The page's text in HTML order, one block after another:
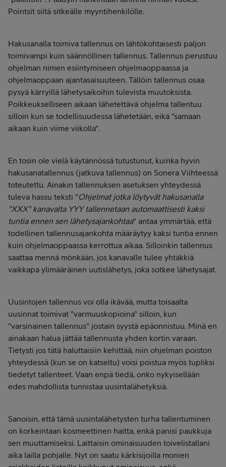
Pointsit siitä sitkeälle myyntihenkilölle.
Hakusanalla toimiva tallennus on lähtökohtaisesti paljon
toimivampi kuin säännöllinen tallennus. Tallennus perustuu
ohjelman nimen esiintymiseen ohjelmaoppaassa ja
ohjelmaoppaan ajantasaisuuteen. Tällöin tallennus osaa
pysyä kärryillä lähetysaikoihin tulevista muutoksista.
Poikkeukselliseen aikaan lähetettävä ohjelma tallentuu
silloin kun se todellisuudessa lähetetään, eikä "samaan
aikaan kuin viime viikolla".
En tosin ole vielä käytännössä tutustunut, kuinka hyvin
hakusanatallennus (jatkuva tallennus) on Sonera Viihteessä
toteutettu. Ainakin tallennuksen asetuksen yhteydessä
tuleva hassu teksti "Ohjelmat jotka löytyvät hakusanalla
"XXX" kanavalta YYY tallennetaan automaattisesti kaksi
tuntia ennen sen lähetysajankohtaa" antaa ymmärtää, että
todellinen tallennusajankohta määräytyy kaksi tuntia ennen
kuin ohjelmaoppaassa kerrottua aikaa. Silloinkin tallennus
saattaa mennä mönkään, jos kanavalle tulee yhtäkkiä
vaikkapa ylimääräinen uutislähetys, joka sotkee lähetysajat.
Uusintojen tallennus voi olla ikävää, mutta toisaalta
uusinnat toimivat "varmuuskopioina" silloin, kun
"varsinainen tallennus" jostain syystä epäonnistuu. Minä en
ainakaan halua jättää tallennusta yhden kortin varaan.
Tietysti jos tätä haluttaisiin kehittää, niin ohjelman poiston
yhteydessä (kun se on katseltu) voisi poistua myös tupliksi
tiedetyt tallenteet. Vaan enpä tiedä, onko nykyisellään
edes mahdollista tunnistaa uusintalähetyksiä.
Sanoisin, että tämä uusintalähetysten turha tallentuminen
on korkeintaan kosmeettinen haitta, enkä panisi paukkuja
sen muuttamiseksi. Laittaisin ominaisuuden toivelistallani
aika lailla pohjalle. Nyt on saatu kärkisijoilla monien